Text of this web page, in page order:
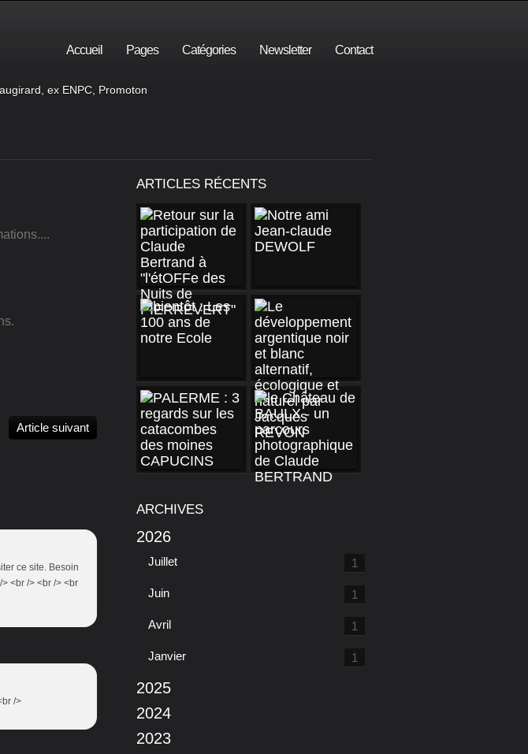
ex ENPC, Promoton
Accueil Pages Catégories Newsletter Contact
Article suivant
ce site. Besoin
<br /> <br /> <br
/>
ARTICLES RÉCENTS
ARCHIVES
2026
Juillet 1
Juin 1
Avril 1
Janvier 1
2025
2024
2023